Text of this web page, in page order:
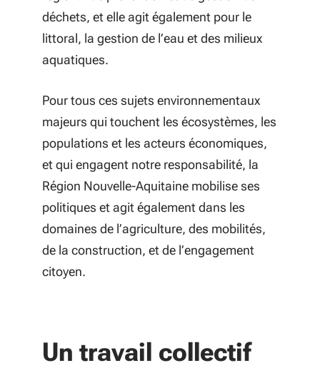
déchets, et elle agit également pour le
littoral, la gestion de l’eau et des milieux
aquatiques.
Pour tous ces sujets environnementaux
majeurs qui touchent les écosystèmes, les
populations et les acteurs économiques,
et qui engagent notre responsabilité, la
Région Nouvelle-Aquitaine mobilise ses
politiques et agit également dans les
domaines de l’agriculture, des mobilités,
de la construction, et de l’engagement
citoyen.
Un travail collectif